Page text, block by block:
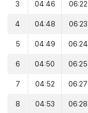
3 04:46 06:22
4 04:48 06:23
5 04:49 06:24
6 04:50 06:25
7 04:52 06:27
8 04:53 06:28